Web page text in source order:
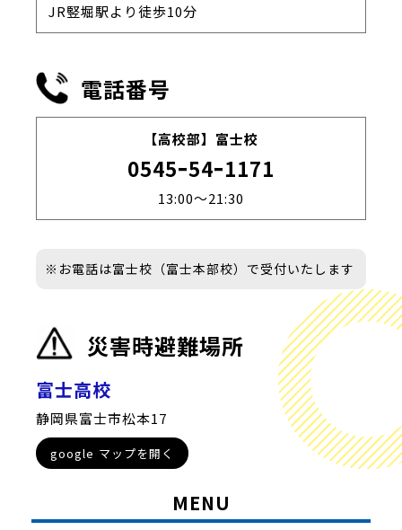
JR竪堀駅より徒歩10分
電話番号
【高校部】富士校
0545ｰ54ｰ1171
13:00～21:30
※お電話は富士校（富士本部校）で受付いたします
災害時避難場所
富士高校
静岡県富士市松本17
google マップを開く
MENU